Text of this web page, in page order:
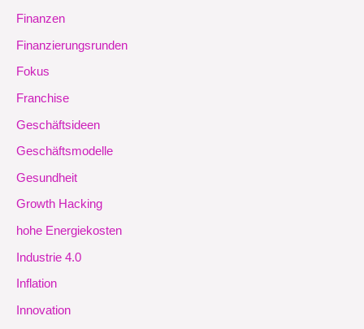
Finanzen
Finanzierungsrunden
Fokus
Franchise
Geschäftsideen
Geschäftsmodelle
Gesundheit
Growth Hacking
hohe Energiekosten
Industrie 4.0
Inflation
Innovation